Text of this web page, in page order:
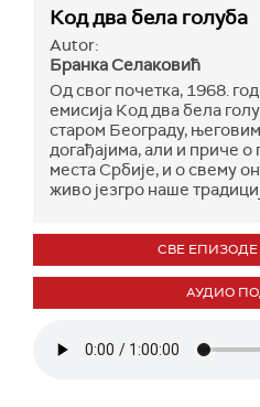
Код два бела голуба
Autor:
Бранка Селаковић
Од свог почетка, 1968.
емисија Код два бела
старом Београду,
догађајима, али и приче
места Србије, и о свему
живо језгро наше
СВЕ
АУДИО